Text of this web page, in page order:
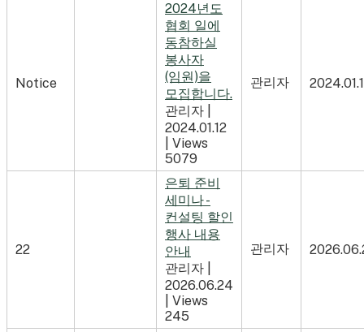
Notice
2024년도
협회 일에
동참하실
봉사자
(임원)을
모집합니다.
관리자
2024.01.12
Views
5079
관리자
22
은퇴 준비
세미나 -
컨설팅 할인
행사 내용
안내
관리자
2026.06.24
Views
245
관리자